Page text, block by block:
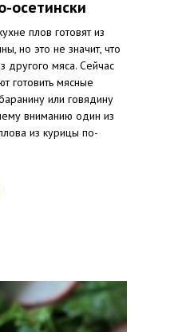
осетински
плов готовят из
но это не значит, что
другого мяса. Сейчас
готовить мясные
или говядину
вниманию один из
из курицы по-